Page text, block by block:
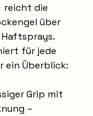
reicht die
über
Haftsprays.
für jede
ein Überblick:
Grip mit
–